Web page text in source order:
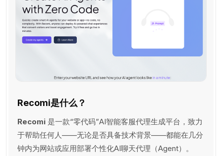
Recomi是什么？
Recomi 是一款“零代码”AI智能客服代理生成平台，致力
于帮助任何人——无论是否具备技术背景——都能在几分
钟内为网站或应用部署个性化AI聊天代理（Agent）。